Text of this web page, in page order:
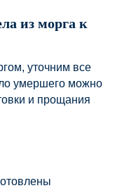
из морга к
уточним все
умершего можно
и прощания